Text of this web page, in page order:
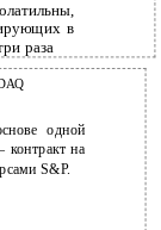
в
раза
одной
контракт на
S&P.